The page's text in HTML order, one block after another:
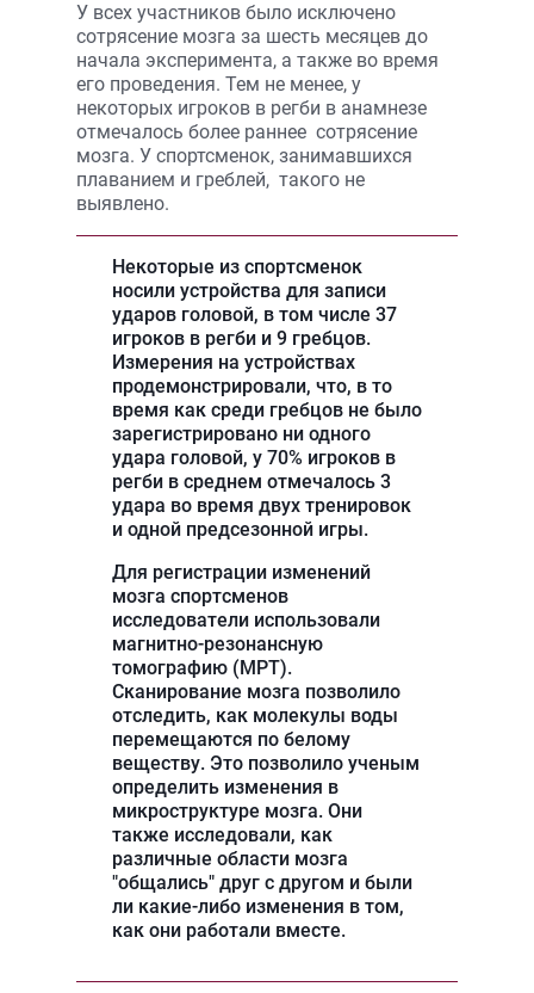
У всех участников было исключено
сотрясение мозга за шесть месяцев до
начала эксперимента, а также во время
его проведения. Тем не менее, у
некоторых игроков в регби в анамнезе
отмечалось более раннее сотрясение
мозга. У спортсменок, занимавшихся
плаванием и греблей, такого не
выявлено.
Некоторые из спортсменок
носили устройства для записи
ударов головой, в том числе 37
игроков в регби и 9 гребцов.
Измерения на устройствах
продемонстрировали, что, в то
время как среди гребцов не было
зарегистрировано ни одного
удара головой, у 70% игроков в
регби в среднем отмечалось 3
удара во время двух тренировок
и одной предсезонной игры.
Для регистрации изменений
мозга спортсменов
исследователи использовали
магнитно-резонансную
томографию (МРТ).
Сканирование мозга позволило
отследить, как молекулы воды
перемещаются по белому
веществу. Это позволило ученым
определить изменения в
микроструктуре мозга. Они
также исследовали, как
различные области мозга
"общались" друг с другом и были
ли какие-либо изменения в том,
как они работали вместе.